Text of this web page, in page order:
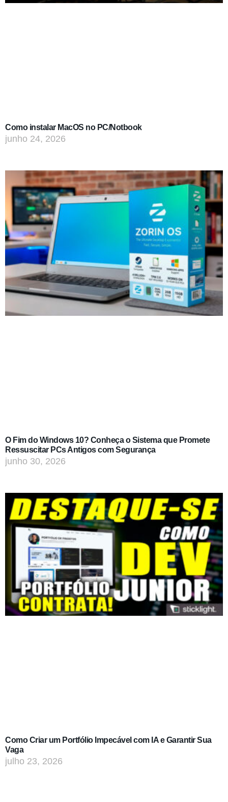
Como instalar MacOS no PC/Notbook
junho 24, 2026
O Fim do Windows 10? Conheça o Sistema que Promete
Ressuscitar PCs Antigos com Segurança
junho 30, 2026
Como Criar um Portfólio Impecável com IA e Garantir Sua
Vaga
julho 23, 2026